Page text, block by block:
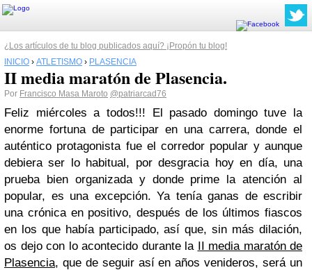
¿Los artículos de tu blog publicados aquí? ¡Propón tu blog!
INICIO › ATLETISMO › PLASENCIA
II media maratón de Plasencia.
Por Francisco Masa Maroto @patriarcad76
Feliz miércoles a todos!!! El pasado domingo tuve la
enorme fortuna de participar en una carrera, donde el
auténtico protagonista fue el corredor popular y aunque
debiera ser lo habitual, por desgracia hoy en día, una
prueba bien organizada y donde prime la atención al
popular, es una excepción. Ya tenía ganas de escribir
una crónica en positivo, después de los últimos fiascos
en los que había participado, así que, sin más dilación,
os dejo con lo acontecido durante la II media maratón de
Plasencia, que de seguir así en años venideros, será un